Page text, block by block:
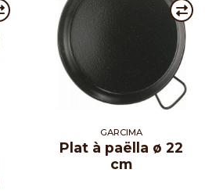
GARCIMA
Plat à paëlla ø 22
cm